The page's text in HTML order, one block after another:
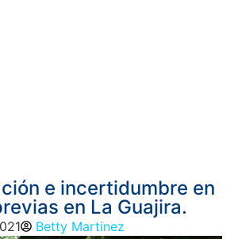
e incertidumbre en
en La Guajira.
Betty Martinez